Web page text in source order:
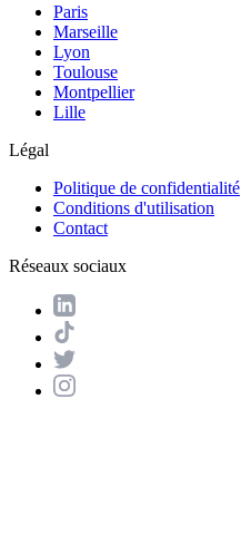
Paris
Marseille
Lyon
Toulouse
Montpellier
Lille
Légal
Politique de confidentialité
Conditions d'utilisation
Contact
Réseaux sociaux